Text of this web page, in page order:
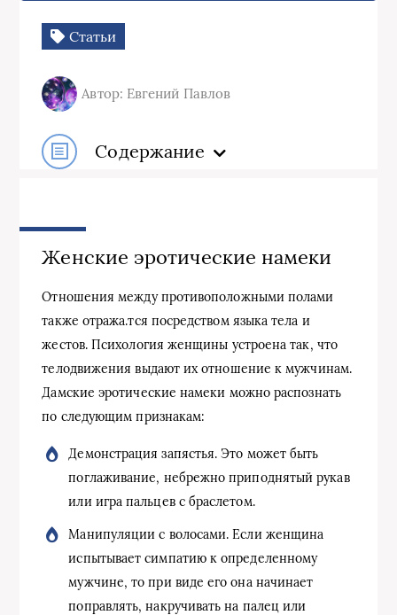
Статьи
Автор: Евгений Павлов
Содержание
Женские эротические намеки
Отношения между противоположными полами
также отража.тся посредством языка тела и
жестов. Психология женщины устроена так, что
телодвижения выдают их отношение к мужчинам.
Дамские эротические намеки можно распознать
по следующим признакам:
Демонстрация запястья. Это может быть
поглаживание, небрежно приподнятый рукав
или игра пальцев с браслетом.
Манипуляции с волосами. Если женщина
испытывает симпатию к определенному
мужчине, то при виде его она начинает
поправлять, накручивать на палец или